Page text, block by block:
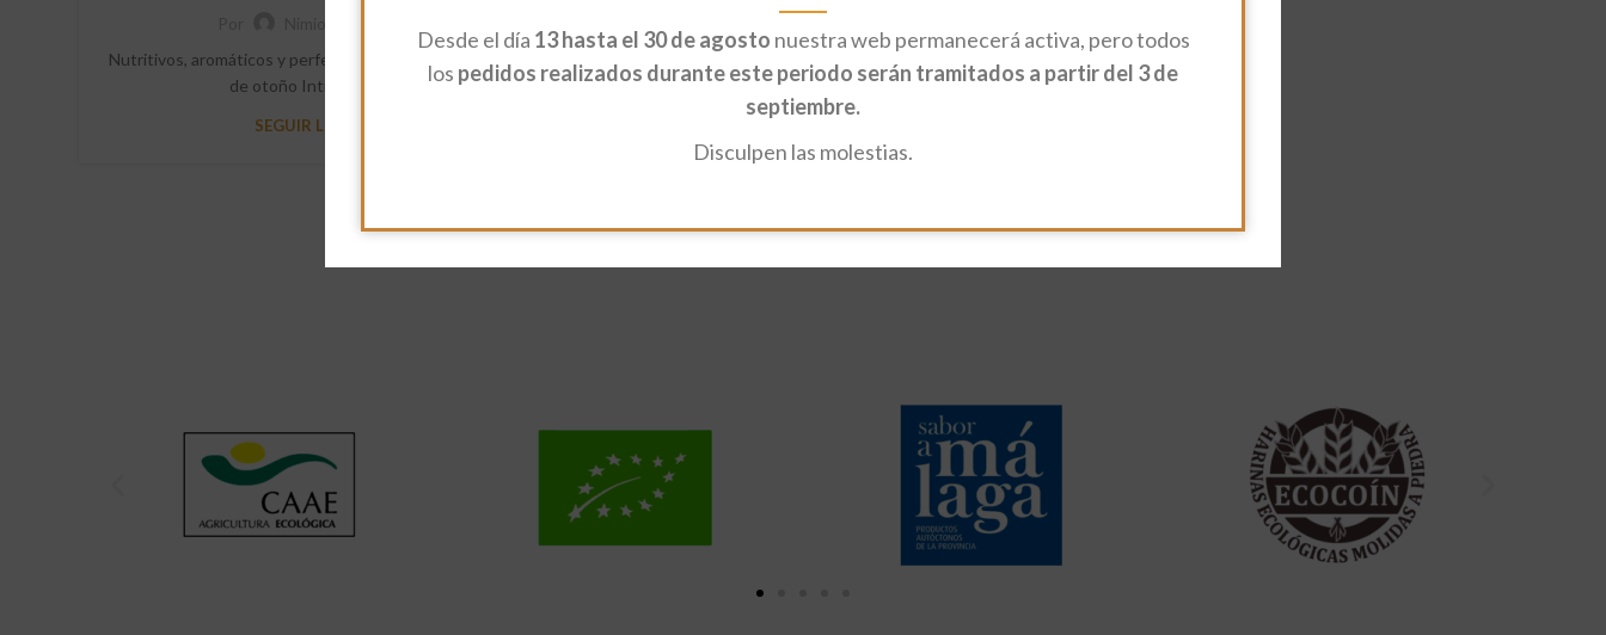
Desde el día 13 hasta el 30 de agosto nuestra web permanecerá activa, pero todos
los pedidos realizados durante este periodo serán tramitados a partir del 3 de
septiembre.
Disculpen las molestias.
Nutritivos, aromáticos y perfectos para acompañar sopas
de otoño Introducción ...
SEGUIR LEYENDO